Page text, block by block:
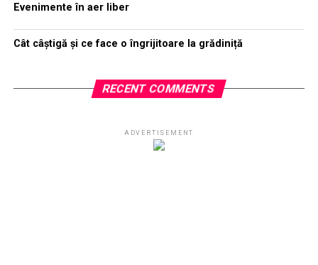
Evenimente în aer liber
Cât câștigă și ce face o îngrijitoare la grădiniță
RECENT COMMENTS
ADVERTISEMENT